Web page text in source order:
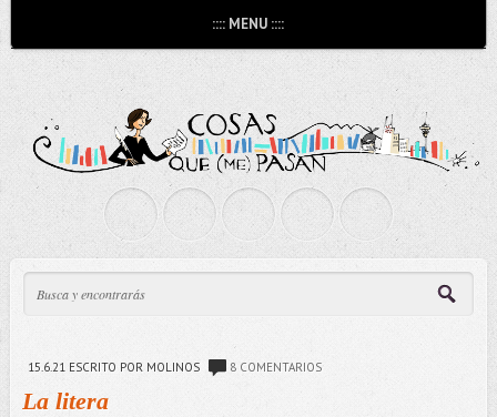
:::: MENU ::::
15.6.21 ESCRITO POR MOLINOS 8 COMENTARIOS
La litera